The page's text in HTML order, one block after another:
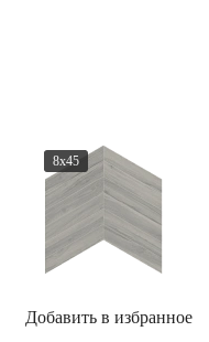
8x45
Добавить в избранное